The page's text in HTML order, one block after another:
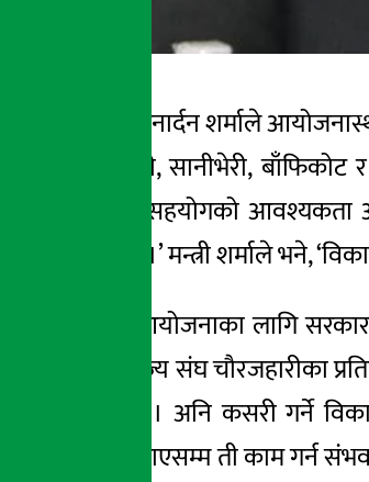
रुकुम । अर्थमन्त्री जनार्दन शर्माले
पश्चिमको चौरजहारी, सानीभेरी,
स्थानीय जनताको सहयोगको आवश्यकता
विकास गर्न सक्दैन ।’ मन्त्री शर्माले भने,
कुनै पनि विकास आयोजनाका लागि
शर्माले उद्योग बाणिज्य संघ चौरजहारीका
गरी मूल्य तोकिन्छ । अनि कसरी गर्ने
जग्गाको भाउ नमिलाएसम्म ती काम गर्न